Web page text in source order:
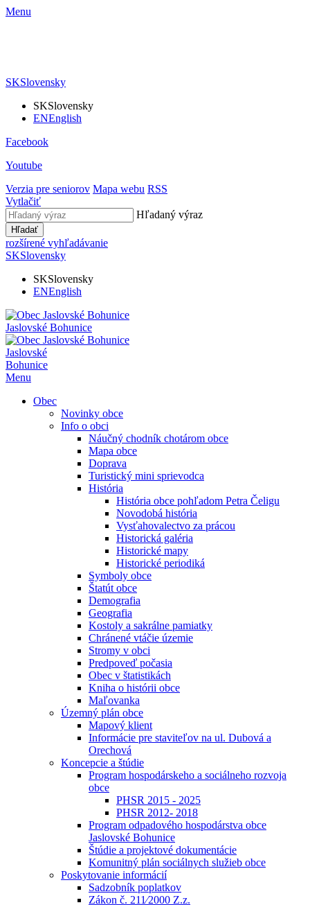
Menu
SKSlovensky
SKSlovensky
ENEnglish
Facebook
Youtube
Verzia pre seniorov Mapa webu RSS
Vytlačiť
Hľadaný výraz
Hľadať
rozšírené vyhľadávanie
SKSlovensky
SKSlovensky
ENEnglish
Jaslovské Bohunice
Jaslovské
Bohunice
Menu
Obec
Novinky obce
Info o obci
Náučný chodník chotárom obce
Mapa obce
Doprava
Turistický mini sprievodca
História
História obce pohľadom Petra Čeligu
Novodobá história
Vysťahovalectvo za prácou
Historická galéria
Historické mapy
Historické periodiká
Symboly obce
Štatút obce
Demografia
Geografia
Kostoly a sakrálne pamiatky
Chránené vtáčie územie
Stromy v obci
Predpoveď počasia
Obec v štatistikách
Kniha o histórii obce
Maľovanka
Územný plán obce
Mapový klient
Informácie pre staviteľov na ul. Dubová a
Orechová
Koncepcie a štúdie
Program hospodárskeho a sociálneho rozvoja
obce
PHSR 2015 - 2025
PHSR 2012- 2018
Program odpadového hospodárstva obce
Jaslovské Bohunice
Štúdie a projektové dokumentácie
Komunitný plán sociálnych služieb obce
Poskytovanie informácií
Sadzobník poplatkov
Zákon č. 211⁄2000 Z.z.